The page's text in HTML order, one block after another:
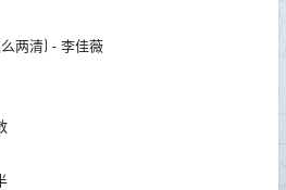
两清) - 李佳薇